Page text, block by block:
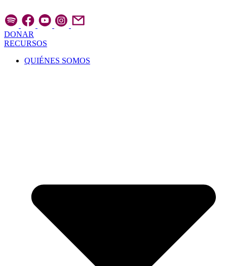
al
contenido
DONAR
RECURSOS
QUIÉNES SOMOS